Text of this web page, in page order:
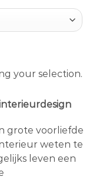
your selection.
grote voorliefde
weten te
leven een